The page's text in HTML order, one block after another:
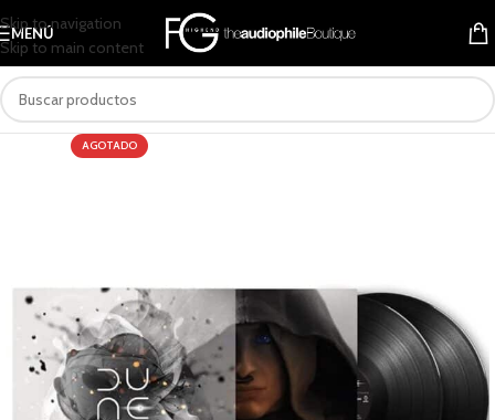
Skip to navigation
Skip to main content
MENÚ
AGOTADO